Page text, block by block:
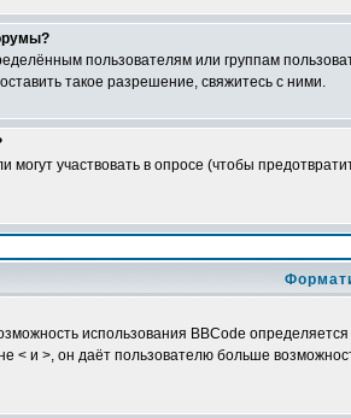
пользователям или группам
такое разрешение, свяжитесь с ними.
могут участвовать в опросе (чтобы
использования BBCode
< и >, он даёт пользователю больше